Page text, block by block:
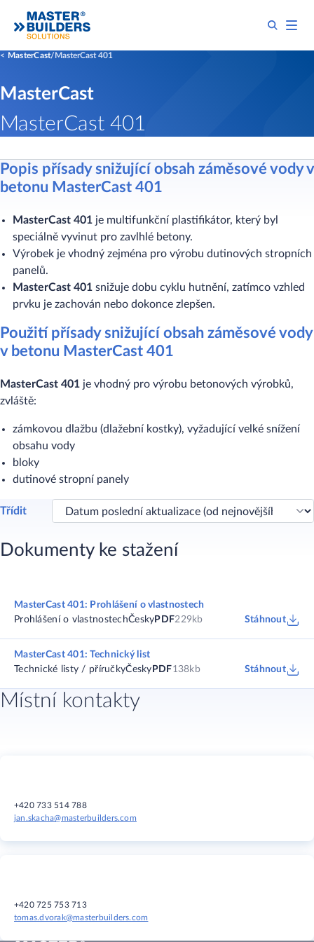
MasterCast MasterCast 401
MasterCast
MasterCast 401
Popis přísady snižující obsah záměsové vody v
betonu MasterCast 401
MasterCast 401 je multifunkční plastifikátor, který byl
speciálně vyvinut pro zavlhlé betony.
Výrobek je vhodný zejména pro výrobu dutinových stropních
panelů.
MasterCast 401 snižuje dobu cyklu hutnění, zatímco vzhled
prvku je zachován nebo dokonce zlepšen.
Použití přísady snižující obsah záměsové vody
v betonu MasterCast 401
MasterCast 401 je vhodný pro výrobu betonových výrobků,
zvláště:
zámkovou dlažbu (dlažební kostky), vyžadující velké snížení
obsahu vody
bloky
dutinové stropní panely
Třídit
Dokumenty ke stažení
MasterCast 401: Prohlášení o vlastnostech
Prohlášení o vlastnostechČesky PDF229kb Stáhnout
MasterCast 401: Technický list
Technické listy / příručkyČesky PDF138kb Stáhnout
Místní kontakty
+420 733 514 788
jan.skacha@masterbuilders.com
+420 725 753 713
tomas.dvorak@masterbuilders.com